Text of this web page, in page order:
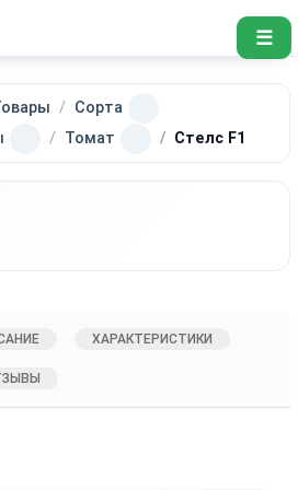
☰
Сорта
Томат Стелс F1
ХАРАКТЕРИСТИКИ